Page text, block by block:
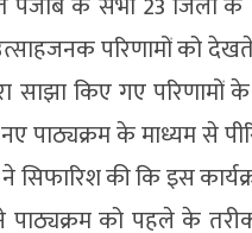
परिणामों को
साझा किए गए
पाठ्यक्रम के माध्यम से
सिफारिश की कि इस
पाठ्यक्रम को पहले के